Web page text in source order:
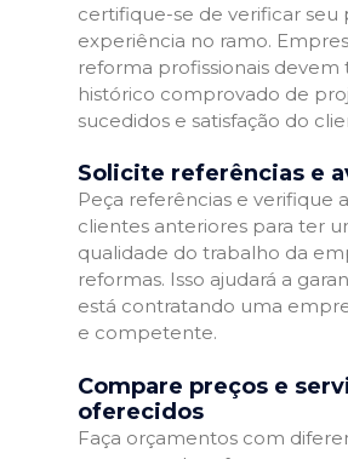
certifique-se de verificar seu
experiência no ramo.
reforma profissionais devem
histórico comprovado de
sucedidos e satisfação do
Solicite referências e
Peça referências e verifique
clientes anteriores para ter
qualidade do trabalho da
reformas. Isso ajudará a
está contratando uma
e competente.
Compare preços e
oferecidos
Faça orçamentos com